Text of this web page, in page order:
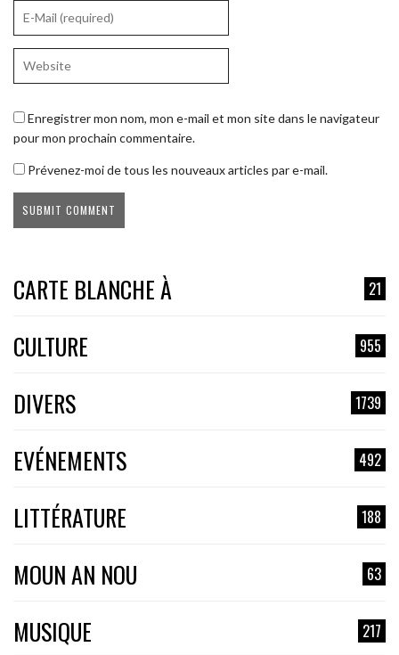
Enregistrer mon nom, mon e-mail et mon site dans le navigateur
pour mon prochain commentaire.
Prévenez-moi de tous les nouveaux articles par e-mail.
CARTE BLANCHE À 21
CULTURE 955
DIVERS 1739
EVÉNEMENTS 492
LITTÉRATURE 188
MOUN AN NOU 63
MUSIQUE 217